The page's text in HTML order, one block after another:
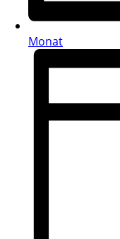
Monat